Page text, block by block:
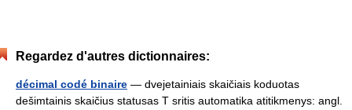
Regardez d'autres dictionnaires:
décimal codé binaire — dvejetainiais skaičiais koduotas
dešimtainis skaičius statusas T sritis automatika atitikmenys: angl.